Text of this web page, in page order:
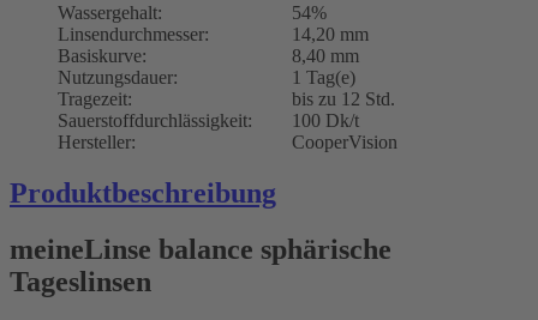
Wassergehalt:
54%
Linsendurchmesser:
14,20 mm
Basiskurve:
8,40 mm
Nutzungsdauer:
1 Tag(e)
Tragezeit:
bis zu 12 Std.
Sauerstoffdurchlässigkeit:
100 Dk/t
Hersteller:
CooperVision
Produktbeschreibung
meineLinse balance sphärische
Tageslinsen